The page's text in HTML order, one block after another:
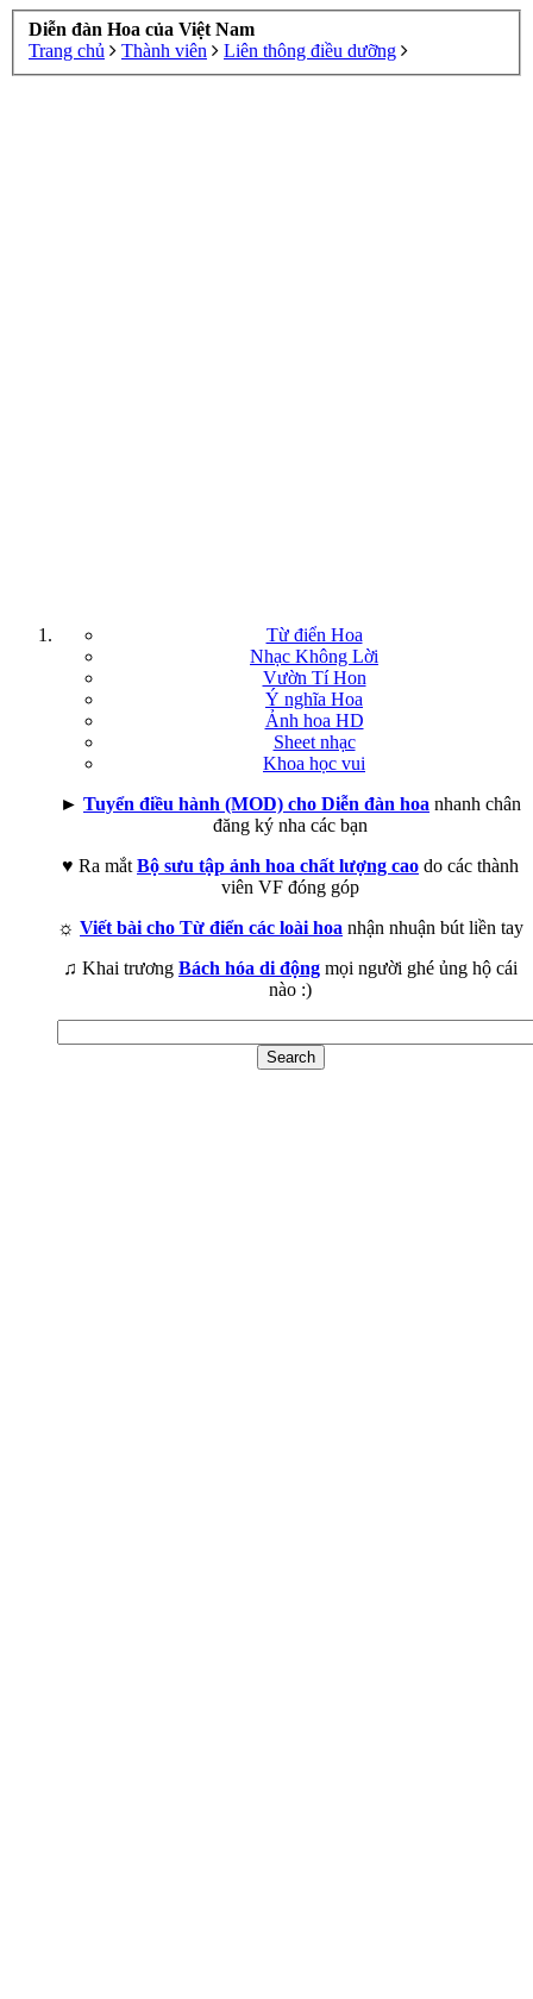
Diễn đàn Hoa của Việt Nam
Trang chủ
Thành viên Liên thông điều dưỡng
Từ điển Hoa
Nhạc Không Lời
Vườn Tí Hon
Ý nghĩa Hoa
Ảnh hoa HD
Sheet nhạc
Khoa học vui
► Tuyển điều hành (MOD) cho Diễn đàn hoa nhanh chân
đăng ký nha các bạn
♥ Ra mắt Bộ sưu tập ảnh hoa chất lượng cao do các thành
viên VF đóng góp
☼ Viết bài cho Từ điển các loài hoa nhận nhuận bút liền tay
♫ Khai trương Bách hóa di động mọi người ghé ủng hộ cái
nào :)